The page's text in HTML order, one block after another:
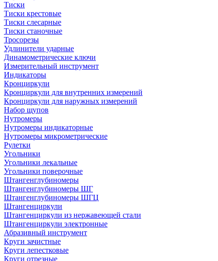
Тиски
Тиски крестовые
Тиски слесарные
Тиски станочные
Тросорезы
Удлинители ударные
Динамометрические ключи
Измерительный инструмент
Индикаторы
Кронциркули
Кронциркули для внутренних измерений
Кронциркули для наружных измерений
Набор щупов
Нутромеры
Нутромеры индикаторные
Нутромеры микрометрические
Рулетки
Угольники
Угольники лекальные
Угольники поверочные
Штангенглубиномеры
Штангенглубиномеры ШГ
Штангенглубиномеры ШГЦ
Штангенциркули
Штангенциркули из нержавеющей стали
Штангенциркули электронные
Абразивный инструмент
Круги зачистные
Круги лепестковые
Круги отрезные